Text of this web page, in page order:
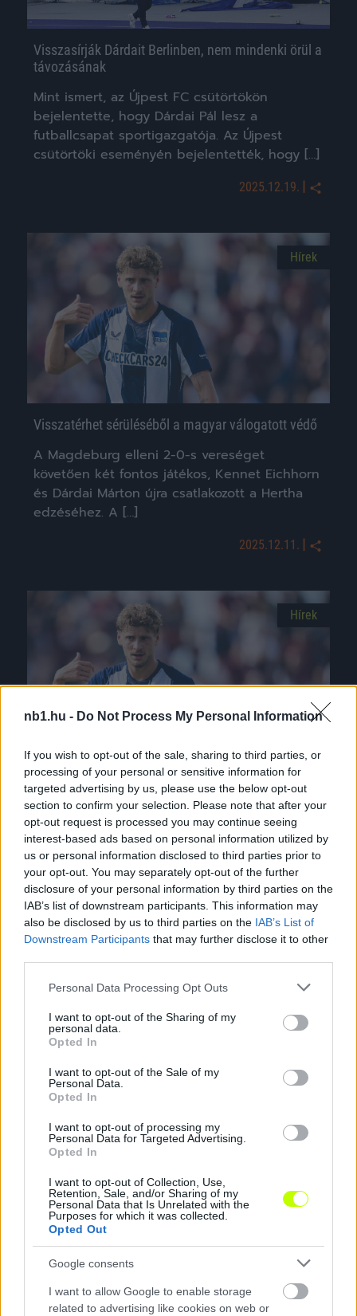
nb1.hu - Do Not Process My Personal Information
If you wish to opt-out of the sale, sharing to third parties, or
processing of your personal or sensitive information for
targeted advertising by us, please use the below opt-out
section to confirm your selection. Please note that after your
opt-out request is processed you may continue seeing
interest-based ads based on personal information utilized by
us or personal information disclosed to third parties prior to
your opt-out. You may separately opt-out of the further
disclosure of your personal information by third parties on the
IAB’s list of downstream participants. This information may
also be disclosed by us to third parties on the IAB’s List of
Downstream Participants that may further disclose it to other
Please note that this website/app uses one or more Google
not limited to your visit or usage behaviour. You may click to
grant or deny consent to Google and its third-party tags to
use your data for below specified purposes in below Google
consent section.
Personal Data Processing Opt Outs
I want to opt-out of the Sharing of my
personal data.
Opted In
I want to opt-out of the Sale of my
Personal Data.
Opted In
I want to opt-out of processing my
Personal Data for Targeted Advertising.
Opted In
I want to opt-out of Collection, Use,
Retention, Sale, and/or Sharing of my
Personal Data that Is Unrelated with the
Purposes for which it was collected.
Opted Out
Google consents
I want to allow Google to enable storage
related to advertising like cookies on web or
Visszasírják Dárdait Berlinben, nem mindenki örül a
távozásának
Mint ismert, az Újpest FC csütörtökön
bejelentette, hogy Dárdai Pál lesz a
futballcsapat sportigazgatója. Az Újpest
csütörtöki eseményén bejelentették, hogy […]
2025.12.19. |
Hírek
Visszatérhet sérüléséből a magyar válogatott védő
A Magdeburg elleni 2-0-s vereséget
követően két fontos játékos, Kennet Eichhorn
és Dárdai Márton újra csatlakozott a Hertha
edzéséhez. A […]
2025.12.11. |
Hírek
Áradozott Dárdairól az edzője, visszatért a helyes
útra
A Hertha legutóbbi két tétmérkőzését
egyaránt megnyerte. Előbb a bajnokságban
nyertek 1-0-ra a Düsseldorf ellen, majd
kedden a Német Kupában […]
2025.10.29. |
Hírek
Az edzővel történő összekapás után a
Zsóri Dániel Múlt héten beszámoltunk arról,
hogy nézeteltérése támadt klubja nyáron
kinevezett vezetőedzőjével, Adrian
Mihalceával. Ekkor az edző elmondta, hogy […]
2025.08.29. |